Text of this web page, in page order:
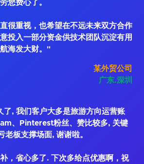
您费心了。
很重视，也希望在不远未来双方合作
投入一部分资金供技术团队沉淀有用
海发大财。"
某外贸公司
广东.深圳
了, 我们客户大多是旅游方向运营账
、Pinterest粉丝、赞比较多, 关键
老板支撑场面, 谢谢啦。
，省心多了. 下次多给点优惠啊，祝